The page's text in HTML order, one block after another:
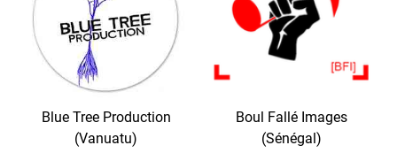
Blue Tree Production
(Vanuatu)
Boul Fallé Images
(Sénégal)